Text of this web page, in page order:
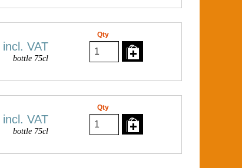
incl. VAT
bottle 75cl
Qty
incl. VAT
bottle 75cl
Qty